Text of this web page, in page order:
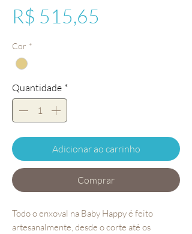
R$ 515,65
Cor *
Quantidade *
Adicionar ao carrinho
Comprar
Todo o enxoval na Baby Happy é feito
artesanalmente, desde o corte até os